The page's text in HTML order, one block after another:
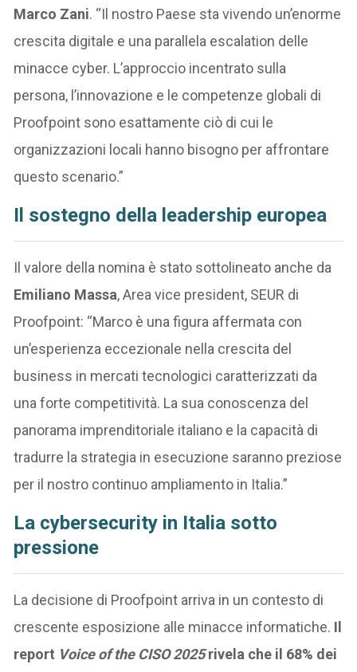
Marco Zani. “Il nostro Paese sta vivendo un’enorme
crescita digitale e una parallela escalation delle
minacce cyber. L’approccio incentrato sulla
persona, l’innovazione e le competenze globali di
Proofpoint sono esattamente ciò di cui le
organizzazioni locali hanno bisogno per affrontare
questo scenario.”
Il sostegno della leadership europea
Il valore della nomina è stato sottolineato anche da
Emiliano Massa, Area vice president, SEUR di
Proofpoint: “Marco è una figura affermata con
un’esperienza eccezionale nella crescita del
business in mercati tecnologici caratterizzati da
una forte competitività. La sua conoscenza del
panorama imprenditoriale italiano e la capacità di
tradurre la strategia in esecuzione saranno preziose
per il nostro continuo ampliamento in Italia.”
La cybersecurity in Italia sotto
pressione
La decisione di Proofpoint arriva in un contesto di
crescente esposizione alle minacce informatiche. Il
report Voice of the CISO 2025rivela che il 68% dei